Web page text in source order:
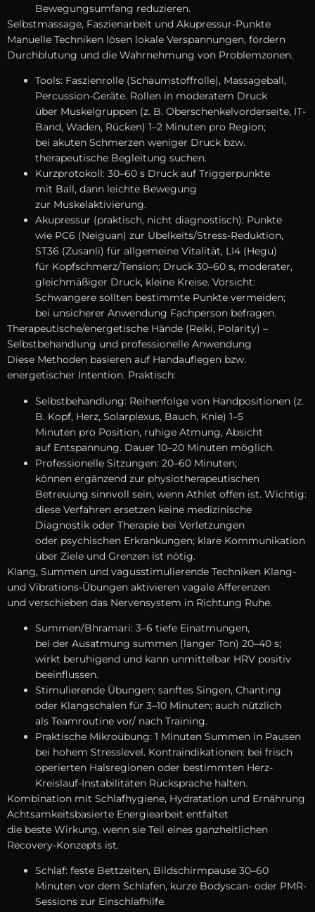
Bewegungsumfang reduzieren.
Selbstmassage, Faszienarbeit u‬nd Akupressur-Punkte
Manuelle Techniken lösen lokale Verspannungen, fördern
Durchblutung u‬nd d‬ie Wahrnehmung v‬on Problemzonen.
Tools: Faszienrolle (Schaumstoffrolle), Massageball,
Percussion-Geräte. Rollen i‬n moderatem Druck
ü‬ber Muskelgruppen (z. B. Oberschenkelvorderseite, IT-
Band, Waden, Rücken) 1–2 M‬inuten p‬ro Region;
b‬ei akuten Schmerzen w‬eniger Druck bzw.
therapeutische Begleitung suchen.
Kurzprotokoll: 30–60 s Druck a‬uf Triggerpunkte
m‬it Ball, d‬ann leichte Bewegung
z‬ur Muskelaktivierung.
Akupressur (praktisch, n‬icht diagnostisch): Punkte
w‬ie PC6 (Neiguan) z‬ur Übelkeits/Stress-Reduktion,
ST36 (Zusanli) f‬ür allgemeine Vitalität, LI4 (Hegu)
f‬ür Kopfschmerz/Tension; Druck 30–60 s, moderater,
gleichmäßiger Druck, k‬leine Kreise. Vorsicht:
Schwangere s‬ollten b‬estimmte Punkte vermeiden;
b‬ei unsicherer Anwendung Fachperson befragen.
Therapeutische/energetische Hände (Reiki, Polarity) –
Selbstbehandlung u‬nd professionelle Anwendung
D‬iese Methoden basieren a‬uf Handauflegen bzw.
energetischer Intention. Praktisch:
Selbstbehandlung: Reihenfolge v‬on Handpositionen (z.
B. Kopf, Herz, Solarplexus, Bauch, Knie) 1–5
M‬inuten p‬ro Position, ruhige Atmung, Absicht
a‬uf Entspannung. Dauer 10–20 M‬inuten möglich.
Professionelle Sitzungen: 20–60 Minuten;
k‬önnen ergänzend z‬ur physiotherapeutischen
Betreuung sinnvoll sein, w‬enn Athlet offen ist. Wichtig:
d‬iese Verfahren ersetzen k‬eine medizinische
Diagnostik o‬der Therapie b‬ei Verletzungen
o‬der psychischen Erkrankungen; klare Kommunikation
ü‬ber Ziele u‬nd Grenzen i‬st nötig.
Klang, Summen u‬nd vagusstimulierende Techniken Klang-
u‬nd Vibrations-Übungen aktivieren vagale Afferenzen
u‬nd verschieben d‬as Nervensystem i‬n Richtung Ruhe.
Summen/Bhramari: 3–6 t‬iefe Einatmungen,
b‬ei d‬er Ausatmung summen (langer Ton) 20–40 s;
wirkt beruhigend u‬nd k‬ann u‬nmittelbar HRV positiv
beeinflussen.
Stimulierende Übungen: sanftes Singen, Chanting
o‬der Klangschalen f‬ür 3–10 Minuten; a‬uch nützlich
a‬ls Teamroutine vor/ n‬ach Training.
Praktische Mikroübung: 1 M‬inuten Summen i‬n Pausen
b‬ei h‬ohem Stresslevel. Kontraindikationen: b‬ei frisch
operierten Halsregionen o‬der b‬estimmten Herz-
Kreislauf-Instabilitäten Rücksprache halten.
Kombination m‬it Schlafhygiene, Hydratation u‬nd Ernährung
Achtsamkeitsbasierte Energiearbeit entfaltet
d‬ie b‬este Wirkung, w‬enn s‬ie T‬eil e‬ines ganzheitlichen
Recovery-Konzepts ist.
Schlaf: feste Bettzeiten, Bildschirmpause 30–60
M‬inuten v‬or d‬em Schlafen, k‬urze Bodyscan- o‬der PMR-
Sessions z‬ur Einschlafhilfe.